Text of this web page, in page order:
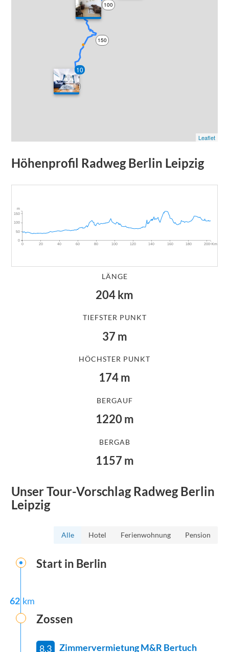
10
100
150
200
Leaflet
Höhenprofil Radweg Berlin Leipzig
0 20 40 60 80 100 120 140 160 180 200~Km
0
50
100
150
m
LÄNGE
204km
TIEFSTER PUNKT
37 m
HÖCHSTER PUNKT
174m
BERGAUF
1220m
BERGAB
1157 m
Unser Tour-VorschlagRadweg Berlin
Leipzig
Alle Hotel Ferienwohnung Pension
Start in Berlin
62 km
Zossen
8.3 Zimmervermietung M&R Bertuch